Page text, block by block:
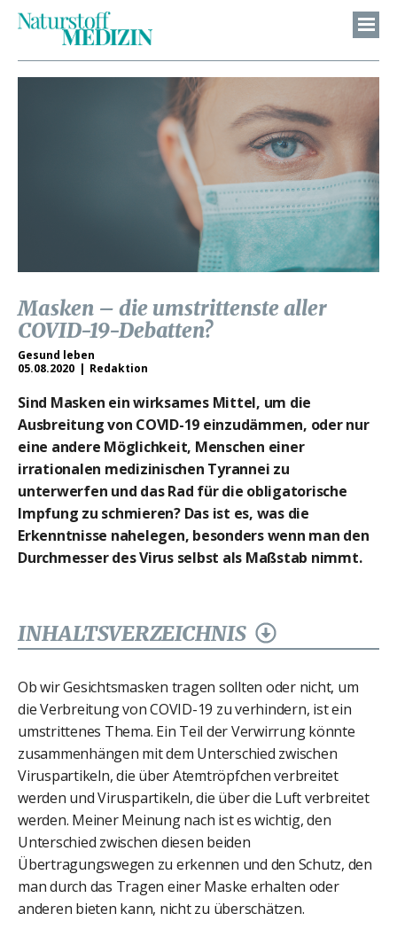
Masken – die umstrittenste aller
COVID-19-Debatten?
Gesund leben
05.08.2020
Redaktion
Sind Masken ein wirksames Mittel, um die
Ausbreitung von COVID-19 einzudämmen, oder nur
eine andere Möglichkeit, Menschen einer
irrationalen medizinischen Tyrannei zu
unterwerfen und das Rad für die obligatorische
Impfung zu schmieren? Das ist es, was die
Erkenntnisse nahelegen, besonders wenn man den
Durchmesser des Virus selbst als Maßstab nimmt.
INHALTSVERZEICHNIS
Ob wir Gesichtsmasken tragen sollten oder nicht, um
die Verbreitung von COVID-19 zu verhindern, ist ein
umstrittenes Thema. Ein Teil der Verwirrung könnte
zusammenhängen mit dem Unterschied zwischen
Viruspartikeln, die über Atemtröpfchen verbreitet
werden und Viruspartikeln, die über die Luft verbreitet
werden. Meiner Meinung nach ist es wichtig, den
Unterschied zwischen diesen beiden
Übertragungswegen zu erkennen und den Schutz, den
man durch das Tragen einer Maske erhalten oder
anderen bieten kann, nicht zu überschätzen.